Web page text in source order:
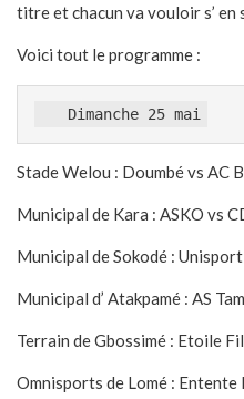
titre et chacun va vouloir s’
Voici tout le programme :
   Dimanche 25 mai
Stade Welou : Doumbé vs AC
Municipal de Kara : ASKO vs
Municipal de Sokodé :
Municipal d’ Atakpamé : AS
Terrain de Gbossimé : Etoile
Omnisports de Lomé : Entente